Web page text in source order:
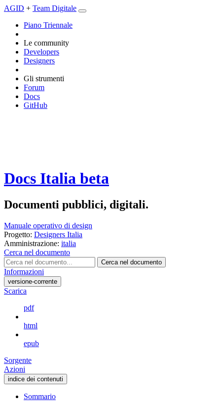
AGID + Team Digitale
Piano Triennale
Le community
Developers
Designers
Gli strumenti
Forum
Docs
GitHub
Docs Italia beta
Documenti pubblici, digitali.
Manuale operativo di design
Progetto: Designers Italia
Amministrazione: italia
Cerca nel documento
Cerca nel documento
Informazioni
versione-corrente
Scarica
pdf
html
epub
Sorgente
Azioni
indice dei contenuti
Sommario